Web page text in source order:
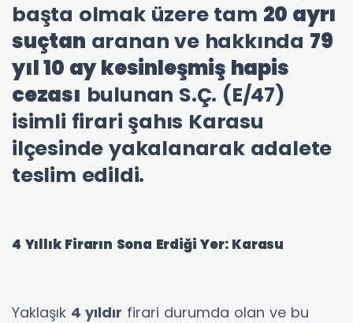
başta olmak üzere tam 20 ayrı
suçtan aranan ve hakkında 79
yıl 10 ay kesinleşmiş hapis
cezası bulunan S.Ç. (E/47)
isimli firari şahıs Karasu
ilçesinde yakalanarak adalete
teslim edildi.
4 Yıllık Firarın Sona Erdiği Yer: Karasu
Yaklaşık 4 yıldır firari durumda olan ve bu